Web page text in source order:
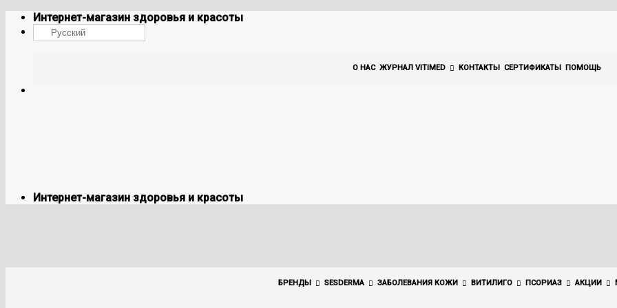
Skip
content
Интернет-магазин здоровья и красоты
Русский
О НАС ЖУРНАЛ VITIMED КОНТАКТЫ СЕРТИФИКАТЫ ПОМОЩЬ
Интернет-магазин здоровья и красоты
БРЕНДЫ SESDERMA ЗАБОЛЕВАНИЯ КОЖИ ВИТИЛИГО ПСОРИАЗ АКЦИИ